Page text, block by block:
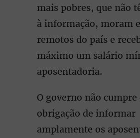
mais pobres, que não
à informação, moram
remotos do país e
máximo um salário
aposentadoria.
O governo não cumpre
obrigação de informar
amplamente os